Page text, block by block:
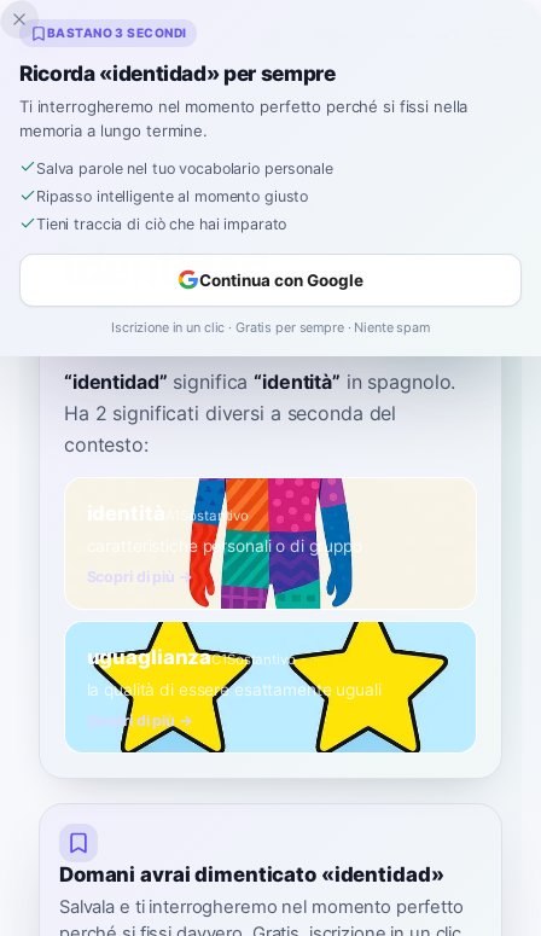
Inklingo
Home›Spagnolo›Dizionario›identidad
identidad
ee-den-tee-DAHD i.ðen.tiˈðað
“identidad” significa “identità” in spagnolo.
Ha 2 significati diversi a seconda del
contesto:
identità Sostantivo
caratteristiche personali o di gruppo
Scopri di più →
uguaglianzaC1Sostantivo
la qualità di essere esattamente uguali
Scopri di più →
Domani avrai dimenticato «identidad»
Salvala e ti interrogheremo nel momento perfetto
BASTANO 3 SECONDI
Ricorda «identidad» per sempre
Ti interrogheremo nel momento perfetto perché si fissi nella
memoria a lungo termine.
Salva parole nel tuo vocabolario personale
Ripasso intelligente al momento giusto
Tieni traccia di ciò che hai imparato
Continua con Google
Iscrizione in un clic · Gratis per sempre · Niente spam